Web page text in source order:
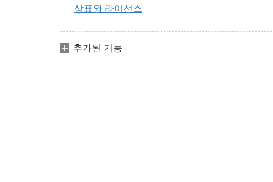
상표와 라이선스
추가된 기능